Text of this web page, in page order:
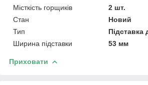
Місткість горщиків
2 шт.
Стан
Новий
Тип
Підставка
Ширина підставки
53 мм
Приховати